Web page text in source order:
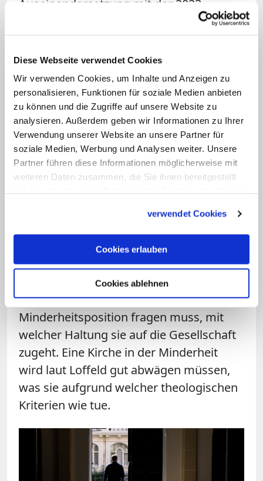
Diese Webseite verwendet Cookies
Wir verwenden Cookies, um Inhalte und Anzeigen zu
personalisieren, Funktionen für soziale Medien anbieten
zu können und die Zugriffe auf unsere Website zu
analysieren. Außerdem geben wir Informationen zu Ihrer
Verwendung unserer Website an unsere Partner für
soziale Medien, Werbung und Analysen weiter. Unsere
Partner führen diese Informationen möglicherweise mit
weiteren Daten zusammen, die Sie ihnen bereitgestellt
verwendet Cookies
Cookies erlauben
Cookies ablehnen
Auseinandersetzung mit der 2023
(KMU) bekommen. Deren Ergebnisse
machen der Kirche hierzulande einmal
mehr deutlich, vor welcher Zukunft sie
steht: Die Studie sagte einen weiteren
dramatischen Mitgliederverlust voraus.
In Fulda soll es darum gehen, wie
angesichts dieser Prognose Kirche in der
säkularen Gesellschaft noch präsent sein
unter anderem den Pastoraltheologen
Jan Loffeld, der wissenschaftlicher Beirat
der Studie war. Er betont, dass sich die
Kirche angesichts ihrer zunehmenden
Minderheitsposition fragen muss, mit
welcher Haltung sie auf die Gesellschaft
zugeht. Eine Kirche in der Minderheit
wird laut Loffeld gut abwägen müssen,
was sie aufgrund welcher theologischen
Kriterien wie tue.